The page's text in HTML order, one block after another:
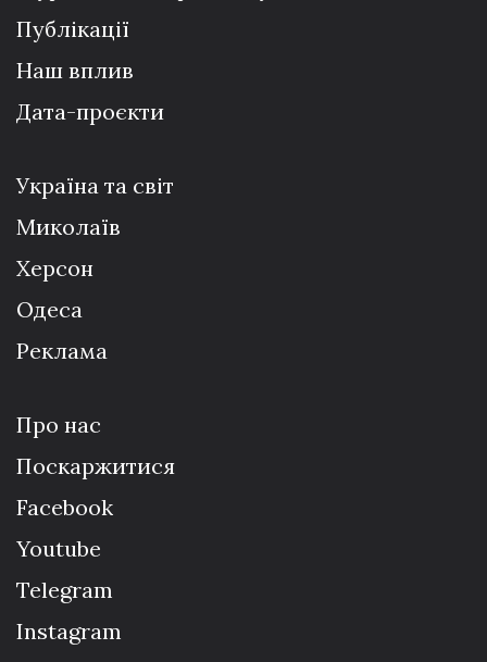
Публікації
Наш вплив
Дата-проєкти
Україна та світ
Миколаїв
Херсон
Одеса
Реклама
Про нас
Поскаржитися
Facebook
Youtube
Telegram
Instagram